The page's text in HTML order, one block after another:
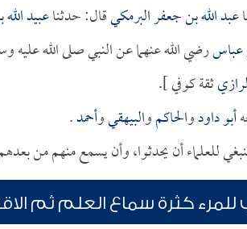
عبد الله بن جعفر البرمكيقال: حدثناعبيد
عباسرضي الله عنهما عن النبي صلى الله عليه
ثقة كوفي ].
أبو داودوالحاكموالبيهقيوأحمد.
للعلماء أن يحدثوا، وأن يسمع منهم من
للمرء كثرة سماع العلم ثم